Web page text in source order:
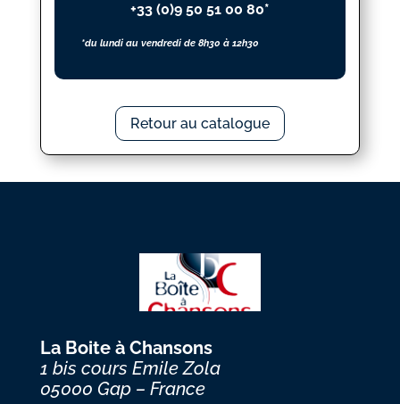
+33 (0)9 50 51 00 80*
*du lundi au vendredi de 8h30 à 12h30
Retour au catalogue
La Boite à Chansons
1 bis cours Emile Zola
05000 Gap – France